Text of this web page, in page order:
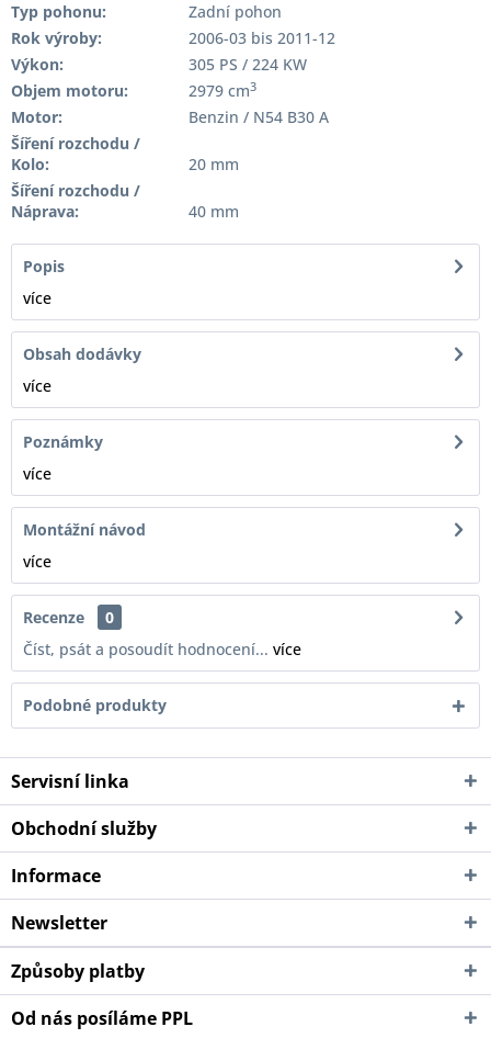
Typ pohonu:
Zadní pohon
Rok výroby:
2006-03 bis 2011-12
Výkon:
305 PS / 224 KW
Objem motoru:
2979 cm3
Motor:
Benzin / N54 B30 A
Šíření rozchodu /
Kolo:
20 mm
Šíření rozchodu /
Náprava:
40 mm
Popis
více
Obsah dodávky
více
Poznámky
více
Montážní návod
více
Recenze
0
Číst, psát a posoudít hodnocení... více
Podobné produkty
Servisní linka
Obchodní služby
Informace
Newsletter
Způsoby platby
Od nás posíláme PPL